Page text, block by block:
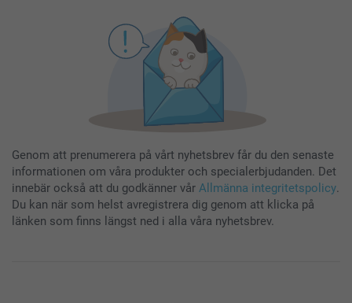
Genom att prenumerera på vårt nyhetsbrev får du den senaste
informationen om våra produkter och specialerbjudanden. Det
innebär också att du godkänner vår Allmänna integritetspolicy.
Du kan när som helst avregistrera dig genom att klicka på
länken som finns längst ned i alla våra nyhetsbrev.